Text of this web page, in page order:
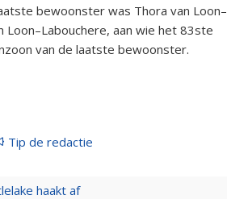
bewoonster was Thora van Loon–
Loon–Labouchere, aan wie het 83ste
van de laatste bewoonster.
Tip de redactie
haakt af